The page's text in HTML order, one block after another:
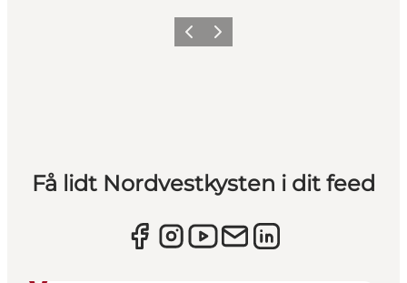
ForrigeNæste
Få lidt Nordvestkysten i dit feed